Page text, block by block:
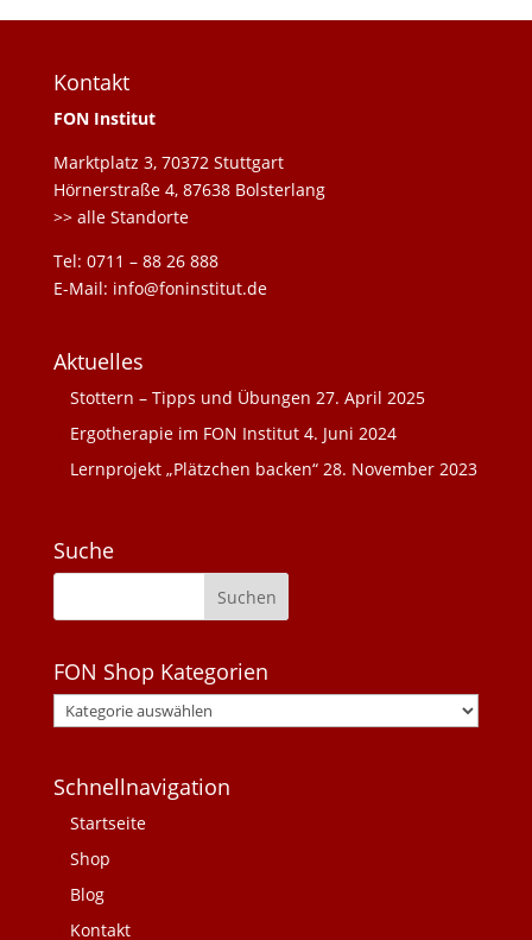
Kontakt
FON Institut
Marktplatz 3, 70372 Stuttgart
Hörnerstraße 4, 87638 Bolsterlang
>> alle Standorte
Tel: 0711 – 88 26 888
E-Mail: info@foninstitut.de
Aktuelles
Stottern – Tipps und Übungen 27. April 2025
Ergotherapie im FON Institut 4. Juni 2024
Lernprojekt „Plätzchen backen“ 28. November 2023
Suche
FON Shop Kategorien
Schnellnavigation
Startseite
Shop
Blog
Kontakt